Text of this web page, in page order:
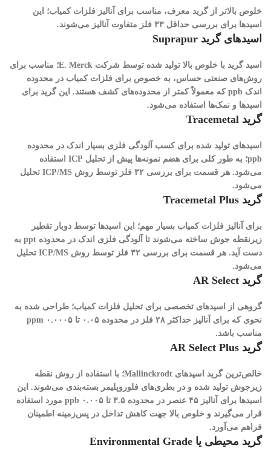
خلوص بالاتر از گرید معرف، مناسب برای آنالیز فلزات کمیاب؛ این
اسیدها برای بررسی حداقل ۳۳ فلز متفاوت آنالیز می‌شوند.
اسید‌های گرید Suprapur
اسید گرید با خلوص بالا تولید شده توسط شرکت E. Merck؛ مناسب برای
روش‌های صنعتی حساس، به خصوص برای فلزات کمیاب در محدوده
اندک ppb که معمولاً کمتر از محدوده‌های کشف هستند. این گرید برای
اسیدها و نمک‌ها استفاده می‌شود.
گرید Tracemetal
اسیدهای تولید شده برای کسب آلودگی فلزی بسیار اندک در محدوده
ppb؛ به طور کلی برای هضم نمونه‌ها پیش از تحلیل ICP استفاده
می‌شود. هر قسمت برای بررسی ۳۲ فلز توسط روش ICP/MS تحلیل
می‌شود.
گرید Tracemetal Plus
برای آنالیز فلزات کمیاب بسیار مهم؛ این اسیدها توسط دوبار تقطیر
زیرنقطه جوش ساخته می‌شوند تا آلودگی فلزی اندک در محدوده ppt به
دست آید. هر قسمت برای بررسی ۳۲ فلز توسط روش ICP/MS تحلیل
می‌شود.
گرید AR Select
گروهی از اسیدهای تخصصی برای تحلیل فلزات کمیاب؛ طراحی شده به
نحوی که برای آنالیز حداکثر ۲۸ فلز در محدوده ۰.۰۵ تا ۰.۰۰۰۵ ppm
مناسب باشد.
گرید AR Select Plus
خالص‌ترین گرید اسیدهای Mallinckrodt؛ با استفاده از روش نقطه
زیرجوش تولید شده و در بطری‌های فلوروپلیمر بسته‌بندی می‌شوند. این
اسیدها برای آنالیز ۴۵ عنصر در محدوده ۳.۵ تا ۰.۰۰۵ ppb مورد استفاده
قرار می‌گیرند و خلوص بالا جهت کاهش تداخل در پس‌زمینه اطمینان
فراهم می‌آورد.
گرید محیطی یا Environmental Grade